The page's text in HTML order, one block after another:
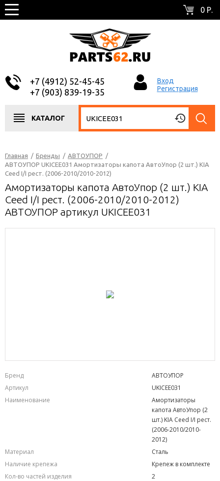
0 Р.
+7 (4912) 52-45-45
+7 (903) 839-19-35
Вход
Регистрация
КАТАЛОГ
Главная / Бренды / АВТОУПОР /
АВТОУПОР UKICEE031 Амортизаторы капота АвтоУпор (2 шт.) KIA
Ceed I/I рест. (2006-2010/2010-2012)
Амортизаторы капота АвтоУпор (2 шт.) KIA
Ceed I/I рест. (2006-2010/2010-2012)
АВТОУПОР артикул UKICEE031
Бренд
АВТОУПОР
Артикул
UKICEE031
Наименование
Амортизаторы
капота АвтоУпор (2
шт.) KIA Ceed I/I рест.
(2006-2010/2010-
2012)
Материал
Сталь
Наличие крепежа
Крепеж в комплекте
Кол-во частей изделия
2